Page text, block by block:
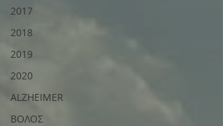
2017
2018
2019
2020
ALZHEIMER
ΒΟΛΟΣ